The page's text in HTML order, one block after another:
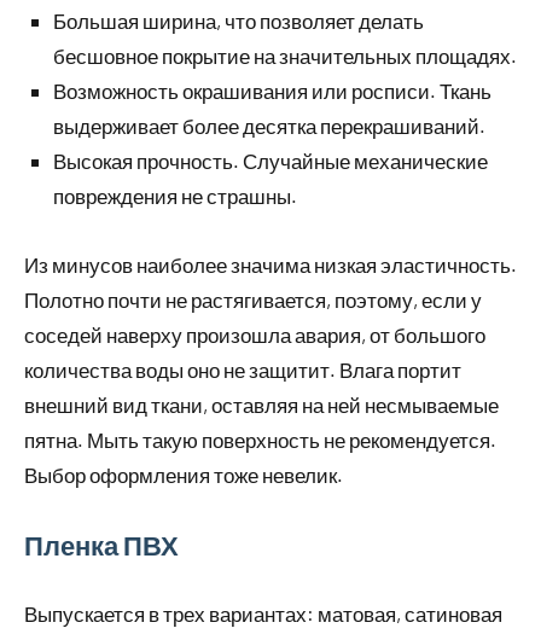
Большая ширина, что позволяет делать
бесшовное покрытие на значительных площадях.
Возможность окрашивания или росписи. Ткань
выдерживает более десятка перекрашиваний.
Высокая прочность. Случайные механические
повреждения не страшны.
Из минусов наиболее значима низкая эластичность.
Полотно почти не растягивается, поэтому, если у
соседей наверху произошла авария, от большого
количества воды оно не защитит. Влага портит
внешний вид ткани, оставляя на ней несмываемые
пятна. Мыть такую поверхность не рекомендуется.
Выбор оформления тоже невелик.
Пленка ПВХ
Выпускается в трех вариантах: матовая, сатиновая